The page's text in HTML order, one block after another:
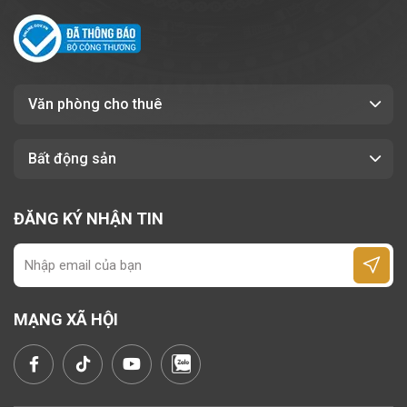
Giá thuê cạnh tranh, tối ưu chi phí vận
hành
Lựu,
Phường Tân Định
chọn lý tưởng cho các doanh nghiệp đang
tìm kiếm văn phòng làm việc hiện đại, vị trí
thuận lợi và chi phí hợp lý. Với thiết kế tối
ưu, tiện ích đầy đủ và dịch vụ chuyên
nghiệp, tòa nhà mang đến môi trường làm
việc hiệu quả, ổn định và nâng tầm hình ảnh
doanh nghiệp.
Văn phòng cho thuê
Bất động sản
ĐĂNG KÝ NHẬN TIN
MẠNG XÃ HỘI